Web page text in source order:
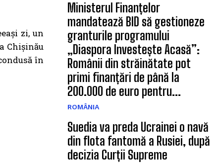
zi, un
Chișinău
în
Ministerul Finanțelor
mandatează BID să gestioneze
granturile programului
„Diaspora Investește Acasă”:
Românii din străinătate pot
primi finanțări de până la
200.000 de euro pentru...
ROMÂNIA
Suedia va preda Ucrainei o navă
din flota fantomă a Rusiei, după
decizia Curții Supreme